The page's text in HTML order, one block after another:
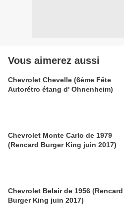
Vous aimerez aussi
Chevrolet Chevelle (6ème Fête
Autorétro étang d' Ohnenheim)
Chevrolet Monte Carlo de 1979
(Rencard Burger King juin 2017)
Chevrolet Belair de 1956 (Rencard
Burger King juin 2017)